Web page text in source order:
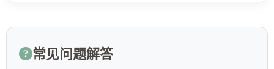
常见问题解答